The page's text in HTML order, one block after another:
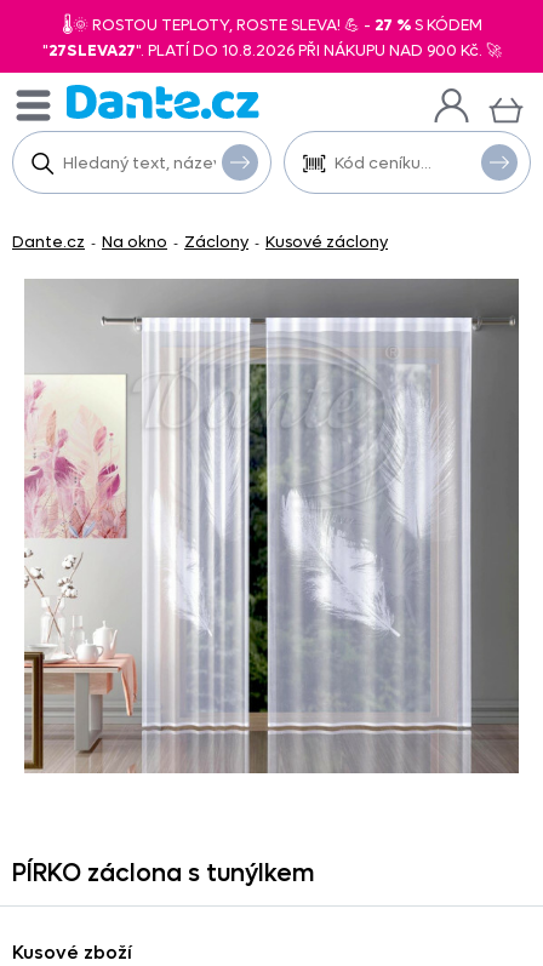
🌡️🌞 ROSTOU TEPLOTY, ROSTE SLEVA! 💪 - 27 %S KÓDEM
"27SLEVA27". PLATÍ DO 10.8.2026 PŘI NÁKUPU NAD 900 Kč. 🚀
Dante.cz - Na okno - Záclony - Kusové záclony
PÍRKO záclona s tunýlkem
Kusové zboží